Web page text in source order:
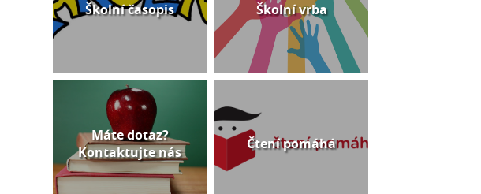
Školní časopis Školní vrba
Máte dotaz?
Kontaktujte nás
Čtení pomáhá